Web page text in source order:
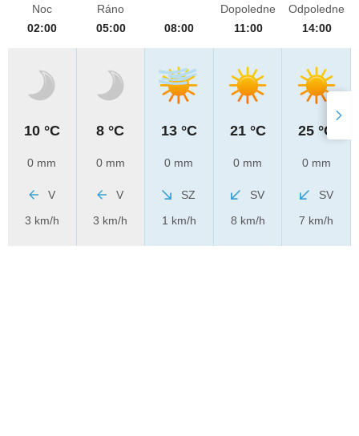
Noc
02:00
10 °C
0 mm
V
3 km/h
Ráno
05:00
8 °C
0 mm
V
3 km/h
08:00
13 °C
0 mm
SZ
1 km/h
Dopoledne
11:00
21 °C
0 mm
SV
8 km/h
Odpoledne
14:00
25 °C
0 mm
SV
7 km/h